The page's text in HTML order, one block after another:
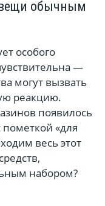
вещи обычным
особого
—
могут вызвать
реакцию.
появилось
«для
весь этот
набором?